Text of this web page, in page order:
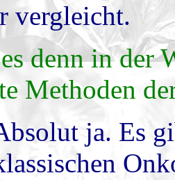
vergleicht.
denn in der
Methoden
ja. Es